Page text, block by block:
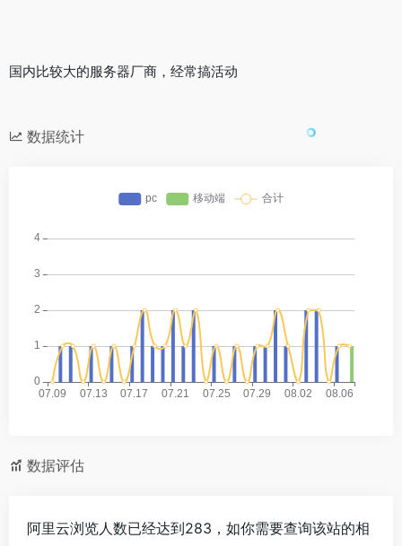
国内比较大的服务器厂商，经常搞活动
数据统计
数据评估
阿里云浏览人数已经达到283，如你需要查询该站的相